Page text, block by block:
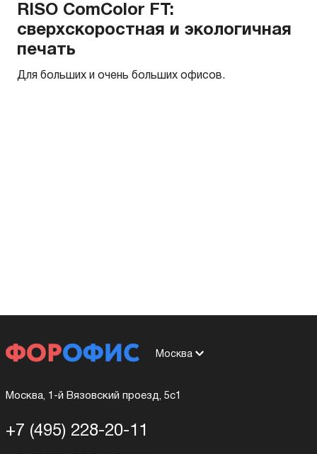
RISO ComColor FT:
сверхскоростная и экологичная
печать
Для больших и очень больших офисов.
Москва
Москва, 1-й Вязовский проезд, 5с1
+7 (495) 228-20-11